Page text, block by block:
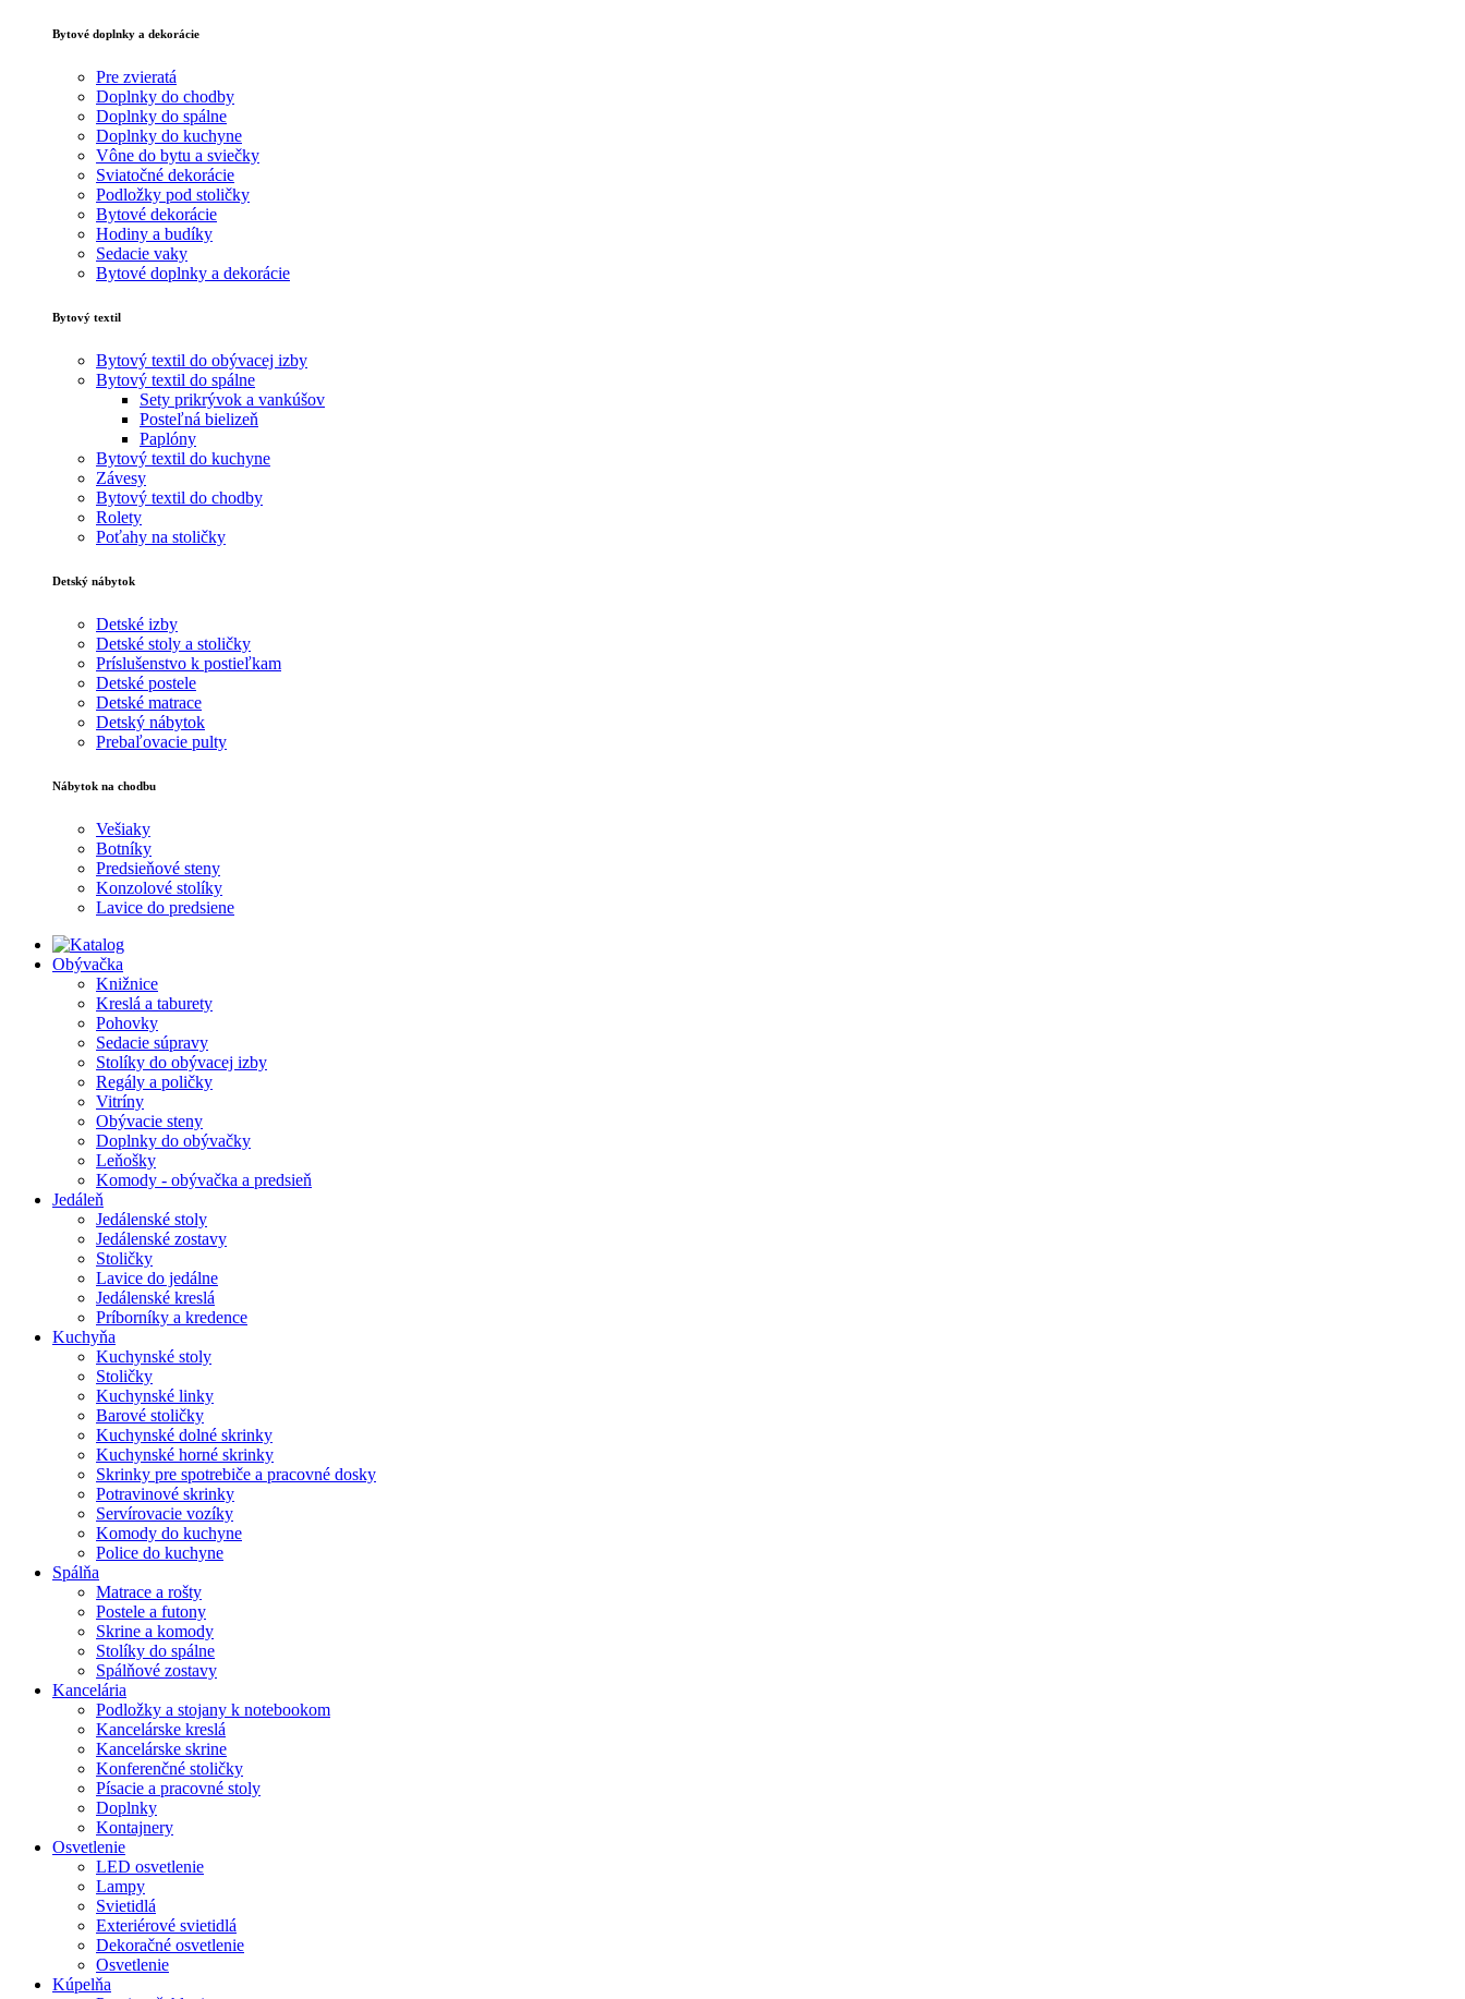
Bytové doplnky a dekorácie
Pre zvieratá
Doplnky do chodby
Doplnky do spálne
Doplnky do kuchyne
Vône do bytu a sviečky
Sviatočné dekorácie
Podložky pod stoličky
Bytové dekorácie
Hodiny a budíky
Sedacie vaky
Bytové doplnky a dekorácie
Bytový textil
Bytový textil do obývacej izby
Bytový textil do spálne
Sety prikrývok a vankúšov
Posteľná bielizeň
Paplóny
Bytový textil do kuchyne
Závesy
Bytový textil do chodby
Rolety
Poťahy na stoličky
Detský nábytok
Detské izby
Detské stoly a stoličky
Príslušenstvo k postieľkam
Detské postele
Detské matrace
Detský nábytok
Prebaľovacie pulty
Nábytok na chodbu
Vešiaky
Botníky
Predsieňové steny
Konzolové stolíky
Lavice do predsiene
Obývačka
Knižnice
Kreslá a taburety
Pohovky
Sedacie súpravy
Stolíky do obývacej izby
Regály a poličky
Vitríny
Obývacie steny
Doplnky do obývačky
Leňošky
Komody - obývačka a predsieň
Jedáleň
Jedálenské stoly
Jedálenské zostavy
Stoličky
Lavice do jedálne
Jedálenské kreslá
Príborníky a kredence
Kuchyňa
Kuchynské stoly
Stoličky
Kuchynské linky
Barové stoličky
Kuchynské dolné skrinky
Kuchynské horné skrinky
Skrinky pre spotrebiče a pracovné dosky
Potravinové skrinky
Servírovacie vozíky
Komody do kuchyne
Police do kuchyne
Spálňa
Matrace a rošty
Postele a futony
Skrine a komody
Stolíky do spálne
Spálňové zostavy
Kancelária
Podložky a stojany k notebookom
Kancelárske kreslá
Kancelárske skrine
Konferenčné stoličky
Písacie a pracovné stoly
Doplnky
Kontajnery
Osvetlenie
LED osvetlenie
Lampy
Svietidlá
Exteriérové svietidlá
Dekoračné osvetlenie
Osvetlenie
Kúpelňa